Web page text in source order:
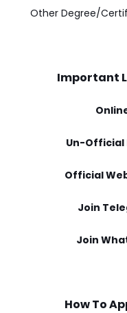
Other Degree/
Important
Un-Official
Official
Join
Join
How To